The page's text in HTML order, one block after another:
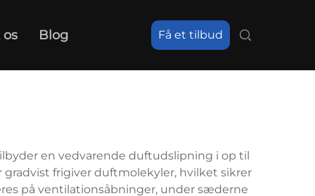
Blog Få et tilbud
en vedvarende duftudslipning i op til
frigiver duftmolekyler, hvilket sikrer
på ventilationsåbninger, under sæderne